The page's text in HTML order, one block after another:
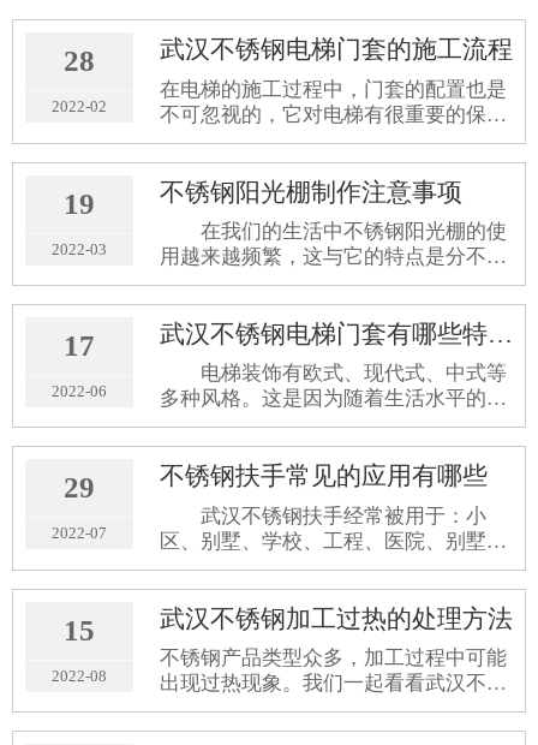
28
2022-02
武汉不锈钢电梯门套的施工流程
在电梯的施工过程中，门套的配置也是
不可忽视的，它对电梯有很重要的保护
作用，会影响到电梯的安全使用和工作
寿命长度。所以下面小编将会为大家介
绍一下武汉不锈钢电梯门套的施工流
19
2022-03
不锈钢阳光棚制作注意事项
在我们的生活中不锈钢阳光棚的使
用越来越频繁，这与它的特点是分不开
的，其优良的透光效果使得它深受人们
的喜爱。我们在使用不锈钢阳光棚的时
候可以直观的感觉到空间的静谧。今天
在这里我们将为大家讲述一下武汉不锈
钢阳光棚的制作需要注意的事项有哪
些。
17
2022-06
武汉不锈钢电梯门套有哪些特点？
电梯装饰有欧式、现代式、中式等
多种风格。这是因为随着生活水平的提
高，人们不再满足于传统单调的电梯装
修风格。电梯门套可以做各种装饰风
格，武汉电梯不锈钢门套更能满足这种
29
2022-07
不锈钢扶手常见的应用有哪些
武汉不锈钢扶手​经常被用于：小
区、别墅、学校、工程、医院、别墅建
筑、档次高的小区、娱乐商业建筑等工
程建筑；具有价格实惠，防锈耐腐性
好，承重抗压性强，性价比高，使用寿
用环境广等特点；能使工程建筑视野更
加清晰宽阔，空间感好，维护成本低，
让建筑物显得档次更高。
15
2022-08
武汉不锈钢加工过热的处理方法
不锈钢产品类型众多，加工过程中可能
出现过热现象。我们一起看看武汉不锈
钢加工过热的处理方法吧。